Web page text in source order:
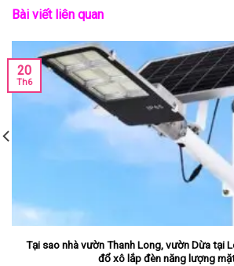
Bài viết liên quan
Tại sao nhà vườn Thanh Long, vườn Dừa tại
đổ xô lắp đèn năng lượng
20
Th6